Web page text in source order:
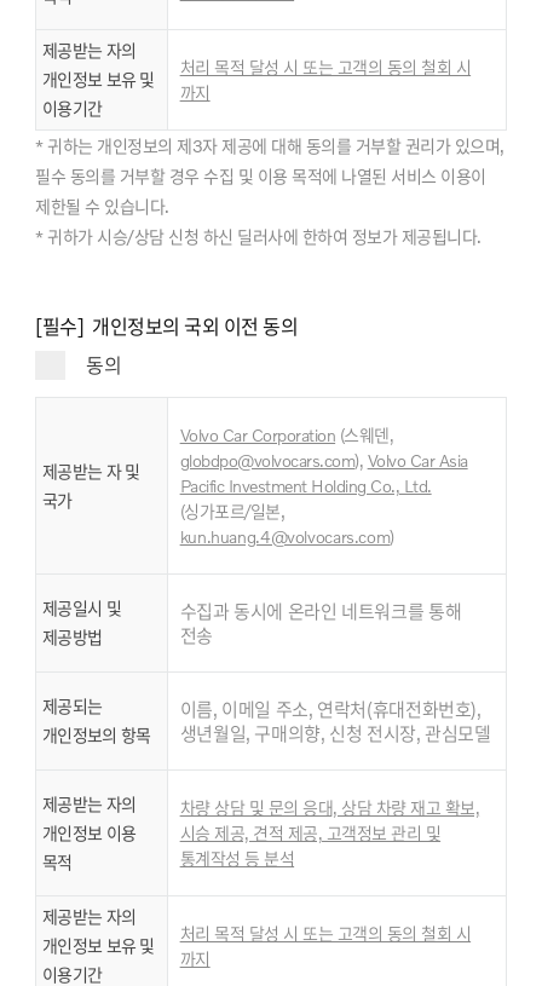
제공받는 자의
개인정보 보유 및
이용기간
처리 목적 달성 시 또는 고객의 동의 철회 시
까지
* 귀하는 개인정보의 제3자 제공에 대해 동의를 거부할 권리가 있으며,
필수 동의를 거부할 경우 수집 및 이용 목적에 나열된 서비스 이용이
제한될 수 있습니다.
* 귀하가 시승/상담 신청 하신 딜러사에 한하여 정보가 제공됩니다.
[필수] 개인정보의 국외 이전 동의
동의
제공받는 자 및
국가
Volvo Car Corporation (스웨덴,
globdpo@volvocars.com), Volvo Car Asia
Pacific Investment Holding Co., Ltd.
(싱가포르/일본,
kun.huang.4@volvocars.com)
제공일시 및
제공방법
수집과 동시에 온라인 네트워크를 통해
전송
제공되는
개인정보의 항목
이름, 이메일 주소, 연락처(휴대전화번호),
생년월일, 구매의향, 신청 전시장, 관심모델
제공받는 자의
개인정보 이용
목적
차량 상담 및 문의 응대, 상담 차량 재고 확보,
시승 제공, 견적 제공, 고객정보 관리 및
통계작성 등 분석
제공받는 자의
개인정보 보유 및
이용기간
처리 목적 달성 시 또는 고객의 동의 철회 시
까지